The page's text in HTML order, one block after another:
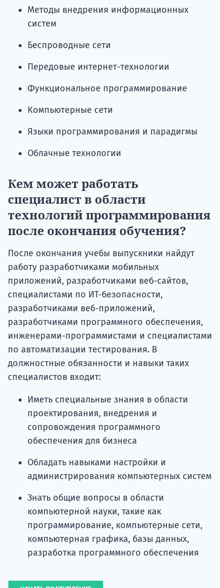
Методы внедрения информационных
систем
Беспроводные сети
Передовые интернет-технологии
Функциональное программирование
Компьютерные сети
Языки программирования и парадигмы
Облачные технологии
Кем может работать
специалист в области
технологий программирования
после окончания обучения?
После окончания учебы выпускники найдут
работу разработчиками мобильных
приложений, разработчиками веб-сайтов,
специалистами по ИТ-безопасности,
разработчиками веб-приложений,
разработчиками программного обеспечения,
инженерами-программистами и специалистами
по автоматизации тестирования. В
должностные обязанности и навыки таких
специалистов входит:
Иметь специальные знания в области
проектирования, внедрения и
сопровождения программного
обеспечения для бизнеса
Обладать навыками настройки и
администрирования компьютерных систем
Знать общие вопросы в области
компьютерной науки, такие как
программирование, компьютерные сети,
компьютерная графика, базы данных,
разработка программного обеспечения